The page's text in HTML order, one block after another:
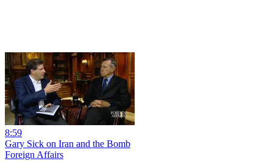
8:59
Gary Sick on Iran and the Bomb
Foreign Affairs